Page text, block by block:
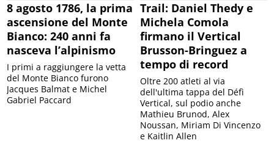
8 agosto 1786, la prima
ascensione del Monte
Bianco: 240 anni fa
nasceva l’alpinismo
I primi a raggiungere la vetta
del Monte Bianco furono
Jacques Balmat e Michel
Gabriel Paccard
Trail: Daniel Thedy e
Michela Comola
firmano il Vertical
Brusson-Bringuez a
tempo di record
Oltre 200 atleti al via
dell'ultima tappa del Défì
Vertical, sul podio anche
Mathieu Brunod, Alex
Noussan, Miriam Di Vincenzo
e Kaitlin Allen